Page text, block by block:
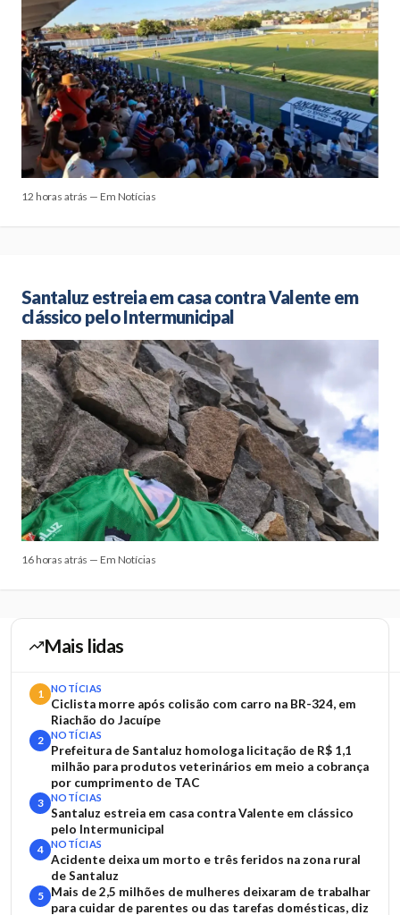
12 horas atrás — Em Notícias
Santaluz estreia em casa contra Valente em
clássico pelo Intermunicipal
16 horas atrás — Em Notícias
Mais lidas
1 NOTÍCIAS
Ciclista morre após colisão com carro na BR-324, em
Riachão do Jacuípe
2 NOTÍCIAS
Prefeitura de Santaluz homologa licitação de R$ 1,1
milhão para produtos veterinários em meio a cobrança
por cumprimento de TAC
3 NOTÍCIAS
Santaluz estreia em casa contra Valente em clássico
pelo Intermunicipal
4 NOTÍCIAS
Acidente deixa um morto e três feridos na zona rural
de Santaluz
5
Mais de 2,5 milhões de mulheres deixaram de trabalhar
para cuidar de parentes ou das tarefas domésticas, diz